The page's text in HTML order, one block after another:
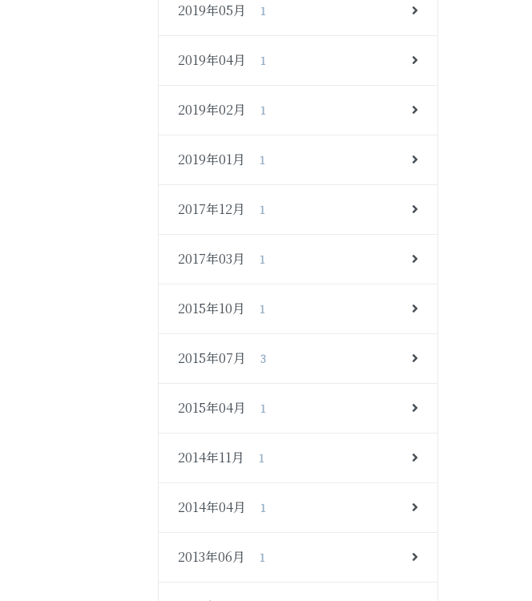
2019年05月 1
2019年04月 1
2019年02月 1
2019年01月 1
2017年12月 1
2017年03月 1
2015年10月 1
2015年07月 3
2015年04月 1
2014年11月 1
2014年04月 1
2013年06月 1